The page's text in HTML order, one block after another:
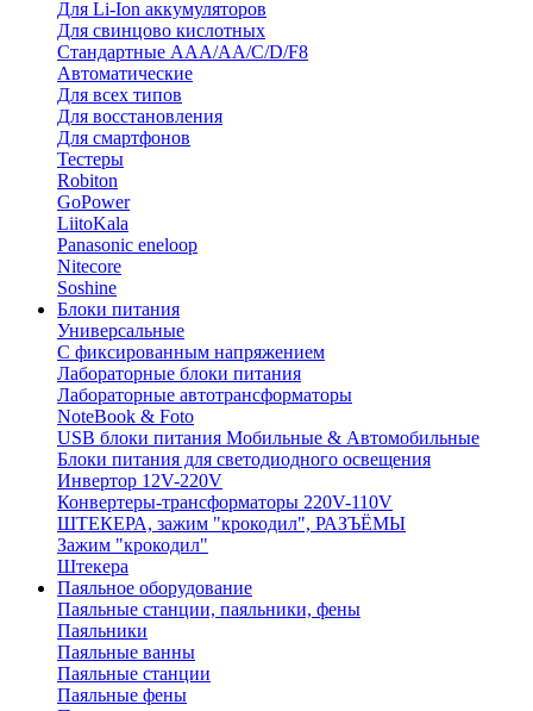
Для Li-Ion аккумуляторов
Для свинцово кислотных
Стандартные ААА/АА/С/D/F8
Автоматические
Для всех типов
Для восстановления
Для смартфонов
Тестеры
Robiton
GoPower
LiitoKala
Panasonic eneloop
Nitecore
Soshine
Блоки питания
Универсальные
C фиксированным напряжением
Лабораторные блоки питания
Лабораторные автотрансформаторы
NoteBook & Foto
USB блоки питания Мобильные & Автомобильные
Блоки питания для светодиодного освещения
Инвертор 12V-220V
Конвертеры-трансформаторы 220V-110V
ШТЕКЕРА, зажим "крокодил", РАЗЪЁМЫ
Зажим "крокодил"
Штекера
Паяльное оборудование
Паяльные станции, паяльники, фены
Паяльники
Паяльные ванны
Паяльные станции
Паяльные фены